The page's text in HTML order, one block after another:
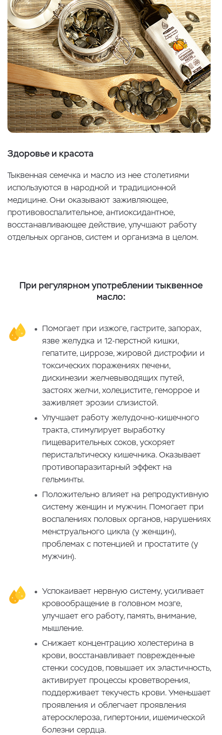
Здоровье и красота
Тыквенная семечка и масло из нее столетиями
используются в народной и традиционной
медицине. Они оказывают заживляющее,
противовоспалительное, антиоксидантное,
восстанавливающее действие, улучшают работу
отдельных органов, систем и организма в целом.
При регулярном употреблении тыквенное
масло:
Помогает при изжоге, гастрите, запорах,
язве желудка и 12-перстной кишки,
гепатите, циррозе, жировой дистрофии и
токсических поражениях печени,
дискинезии желчевыводящих путей,
застоях желчи, холецистите, геморрое и
заживляет эрозии слизистой.
Улучшает работу желудочно-кишечного
тракта, стимулирует выработку
пищеварительных соков, ускоряет
перистальтическу кишечника. Оказывает
противопаразитарный эффект на
гельминты.
Положительно влияет на репродуктивную
систему женщин и мужчин. Помогает при
воспалениях половых органов, нарушениях
менструального цикла (у женщин),
проблемах с потенцией и простатите (у
мужчин).
Успокаивает нервную систему, усиливает
кровообращение в головном мозге,
улучшает его работу, память, внимание,
мышление.
Снижает концентрацию холестерина в
крови, восстанавливает поврежденные
стенки сосудов, повышает их эластичность,
активирует процессы кроветворения,
поддерживает текучесть крови. Уменьшает
проявления и облегчает проявления
атеросклероза, гипертонии, ишемической
болезни сердца.